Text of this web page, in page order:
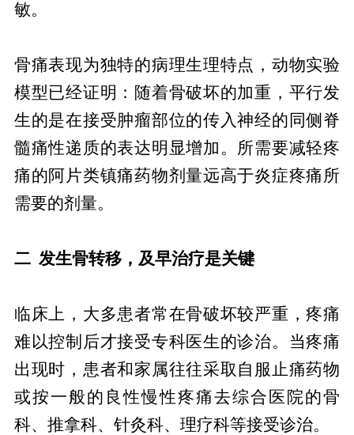
敏。
骨痛表现为独特的病理生理特点，动物实验
模型已经证明：随着骨破坏的加重，平行发
生的是在接受肿瘤部位的传入神经的同侧脊
髓痛性递质的表达明显增加。所需要减轻疼
痛的阿片类镇痛药物剂量远高于炎症疼痛所
需要的剂量。
二 发生骨转移，及早治疗是关键
临床上，大多患者常在骨破坏较严重，疼痛
难以控制后才接受专科医生的诊治。当疼痛
出现时，患者和家属往往采取自服止痛药物
或按一般的良性慢性疼痛去综合医院的骨
科、推拿科、针灸科、理疗科等接受诊治。